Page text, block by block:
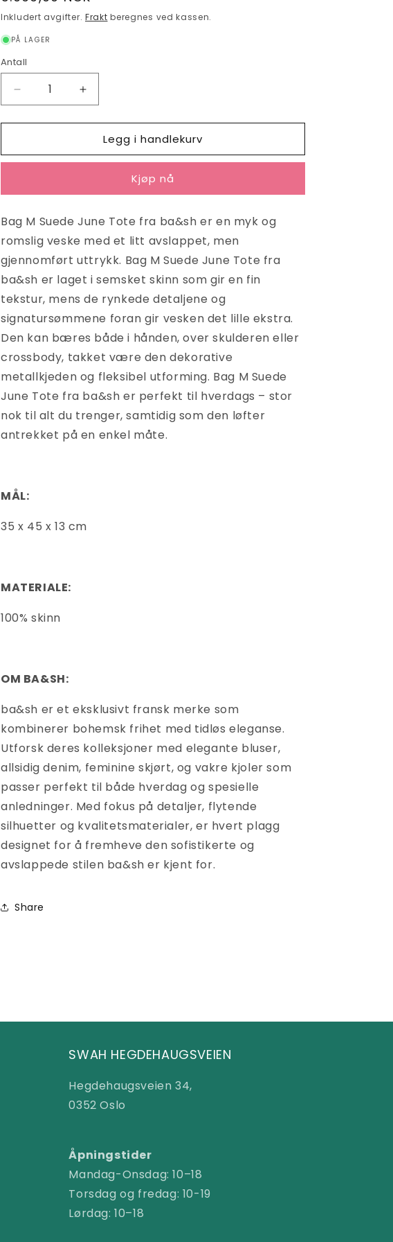
pris
Inkludert avgifter. Frakt beregnes ved kassen.
PÅ LAGER
Antall
Antall
antallet
for
M
Tote
Øk
antallet
for
Bag
M
Tote
Legg i handlekurv
Kjøp nå
Bag M Suede June Tote fra ba&sh er en myk og
romslig veske med et litt avslappet, men
gjennomført uttrykk. Bag M Suede June Tote fra
ba&sh er laget i semsket skinn som gir en fin
tekstur, mens de rynkede detaljene og
signatursømmene foran gir vesken det lille ekstra.
Den kan bæres både i hånden, over skulderen eller
crossbody, takket være den dekorative
metallkjeden og fleksibel utforming. Bag M Suede
June Tote fra ba&sh er perfekt til hverdags – stor
nok til alt du trenger, samtidig som den løfter
antrekket på en enkel måte.
MÅL:
35 x 45 x 13 cm
MATERIALE:
100% skinn
OM BA&SH:
ba&sh er et eksklusivt fransk merke som
kombinerer bohemsk frihet med tidløs eleganse.
Utforsk deres kolleksjoner med elegante bluser,
allsidig denim, feminine skjørt, og vakre kjoler som
passer perfekt til både hverdag og spesielle
anledninger. Med fokus på detaljer, flytende
silhuetter og kvalitetsmaterialer, er hvert plagg
designet for å fremheve den sofistikerte og
avslappede stilen ba&sh er kjent for.
Share
SWAH HEGDEHAUGSVEIEN
Hegdehaugsveien 34,
0352 Oslo
Åpningstider
Mandag-Onsdag: 10–18
Torsdag og fredag: 10-19
Lørdag: 10–18